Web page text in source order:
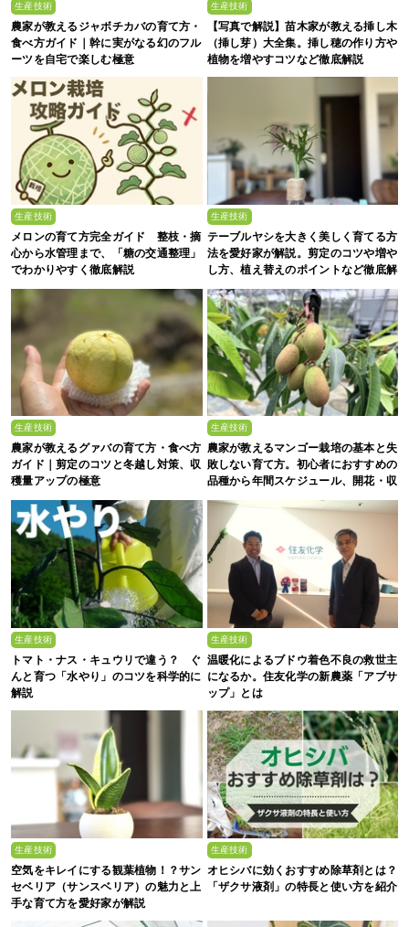
生産技術
農家が教えるジャボチカバの育て方・
食べ方ガイド｜幹に実がなる幻のフル
ーツを自宅で楽しむ極意
生産技術
【写真で解説】苗木家が教える挿し木
（挿し芽）大全集。挿し穂の作り方や
植物を増やすコツなど徹底解説
生産技術
メロンの育て方完全ガイド 整枝・摘
心から水管理まで、「糖の交通整理」
でわかりやすく徹底解説
生産技術
テーブルヤシを大きく美しく育てる方
法を愛好家が解説。剪定のコツや増や
し方、植え替えのポイントなど徹底解
生産技術
農家が教えるグァバの育て方・食べ方
ガイド｜剪定のコツと冬越し対策、収
穫量アップの極意
生産技術
農家が教えるマンゴー栽培の基本と失
敗しない育て方。初心者におすすめの
品種から年間スケジュール、開花・収
穫のコツまで徹底解説
生産技術
トマト・ナス・キュウリで違う？ ぐ
んと育つ「水やり」のコツを科学的に
解説
生産技術
温暖化によるブドウ着色不良の救世主
になるか。住友化学の新農薬「アブサ
ップ」とは
生産技術
空気をキレイにする観葉植物！？サン
セベリア（サンスベリア）の魅力と上
手な育て方を愛好家が解説
生産技術
オヒシバに効くおすすめ除草剤とは？
「ザクサ液剤」の特長と使い方を紹介